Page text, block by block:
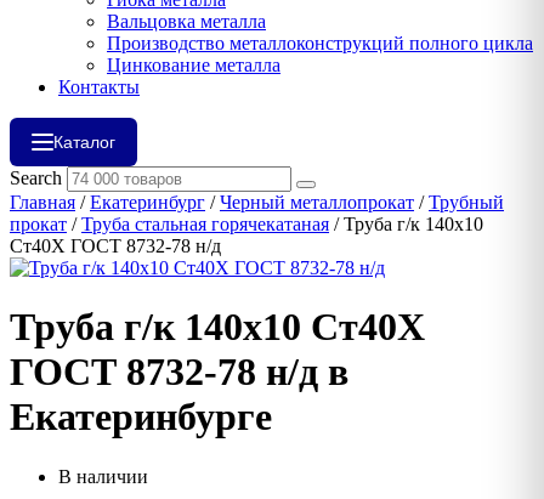
Вальцовка металла
Производство металлоконструкций полного цикла
Цинкование металла
Контакты
Каталог
Search
Главная /Екатеринбург /Черный металлопрокат /Трубный
прокат /Труба стальная горячекатаная / Труба г/к 140х10
Ст40Х ГОСТ 8732-78 н/д
Труба г/к 140х10 Ст40Х
ГОСТ 8732-78 н/д в
Екатеринбурге
В наличии